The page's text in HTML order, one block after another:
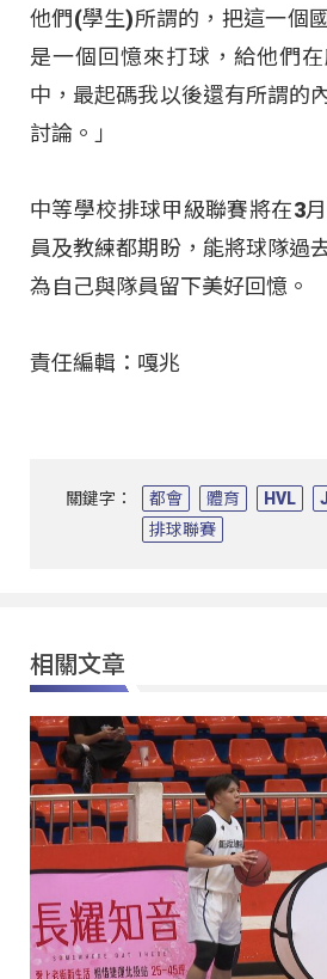
他們(學生)所謂的，把這一個
是一個回憶來打球，給他們
中，最起碼我以後還有所謂的
討論。」
中等學校排球甲級聯賽將在3
員及教練都期盼，能將球隊過
為自己與隊員留下美好回憶。
責任編輯：嘎兆
關鍵字： 都會 體育 HVL
排球聯賽
相關文章